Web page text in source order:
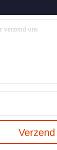
Verzend